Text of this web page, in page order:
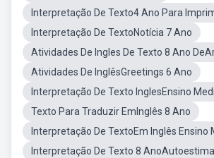
Interpretação De Texto4 Ano Para
Interpretação De TextoNotícia 7 Ano
Atividades De Ingles De Texto 8 Ano
Atividades De InglêsGreetings 6 Ano
Interpretação De Texto InglesEnsino
Texto Para Traduzir EmInglês 8 Ano
Interpretação De TextoEm Inglês Ensino
Interpretação De Texto 8 AnoAutoestima